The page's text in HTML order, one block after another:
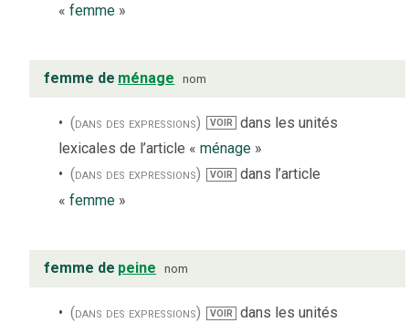
« femme »
femme de ménage nom
(dans des expressions) VOIR
dans les unités
lexicales de l’article « ménage »
(dans des expressions)
VOIR
dans l’article
« femme »
femme de peine nom
(dans des expressions) VOIR
dans les unités